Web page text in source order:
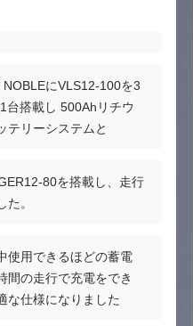
にVLS12-100を3
台搭載し 500Ahリチウ
テリーシステムと
80を搭載し、走行
。
使用できるほどの蓄電
間の走行で充電をでき
な仕様になりました